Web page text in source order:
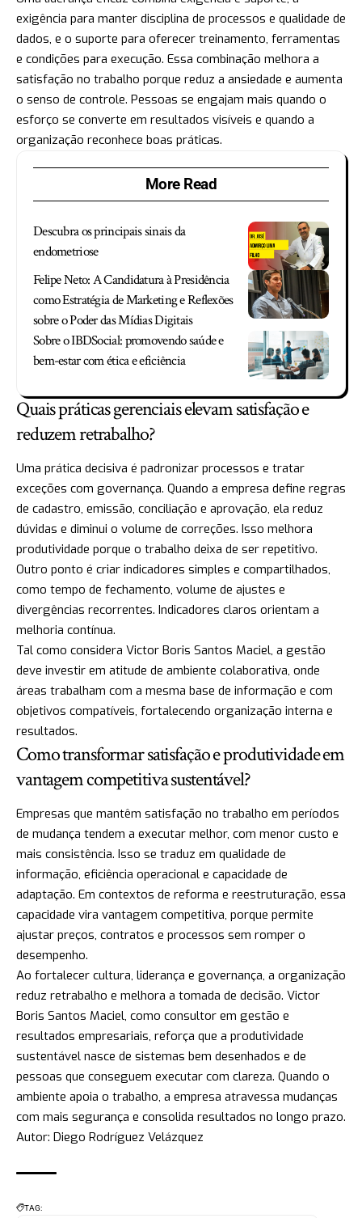
exigência para manter disciplina de processos e qualidade de
dados, e o suporte para oferecer treinamento, ferramentas
e condições para execução. Essa combinação melhora a
satisfação no trabalho porque reduz a ansiedade e aumenta
o senso de controle. Pessoas se engajam mais quando o
esforço se converte em resultados visíveis e quando a
organização reconhece boas práticas.
More Read
Descubra os principais sinais da
endometriose
Felipe Neto: A Candidatura à Presidência
como Estratégia de Marketing e Reflexões
sobre o Poder das Mídias Digitais
Sobre o IBDSocial: promovendo saúde e
bem-estar com ética e eficiência
Quais práticas gerenciais elevam satisfação e
reduzem retrabalho?
Uma prática decisiva é padronizar processos e tratar
exceções com governança. Quando a empresa define regras
de cadastro, emissão, conciliação e aprovação, ela reduz
dúvidas e diminui o volume de correções. Isso melhora
produtividade porque o trabalho deixa de ser repetitivo.
Outro ponto é criar indicadores simples e compartilhados,
como tempo de fechamento, volume de ajustes e
divergências recorrentes. Indicadores claros orientam a
melhoria contínua.
Tal como considera Victor Boris Santos Maciel, a gestão
deve investir em atitude de ambiente colaborativa, onde
áreas trabalham com a mesma base de informação e com
objetivos compatíveis, fortalecendo organização interna e
resultados.
Como transformar satisfação e produtividade em
vantagem competitiva sustentável?
Empresas que mantêm satisfação no trabalho em períodos
de mudança tendem a executar melhor, com menor custo e
mais consistência. Isso se traduz em qualidade de
informação, eficiência operacional e capacidade de
adaptação. Em contextos de reforma e reestruturação, essa
capacidade vira vantagem competitiva, porque permite
ajustar preços, contratos e processos sem romper o
desempenho.
Ao fortalecer cultura, liderança e governança, a organização
reduz retrabalho e melhora a tomada de decisão. Victor
Boris Santos Maciel, como consultor em gestão e
resultados empresariais, reforça que a produtividade
sustentável nasce de sistemas bem desenhados e de
pessoas que conseguem executar com clareza. Quando o
ambiente apoia o trabalho, a empresa atravessa mudanças
com mais segurança e consolida resultados no longo prazo.
Autor: Diego Rodríguez Velázquez
TAG: